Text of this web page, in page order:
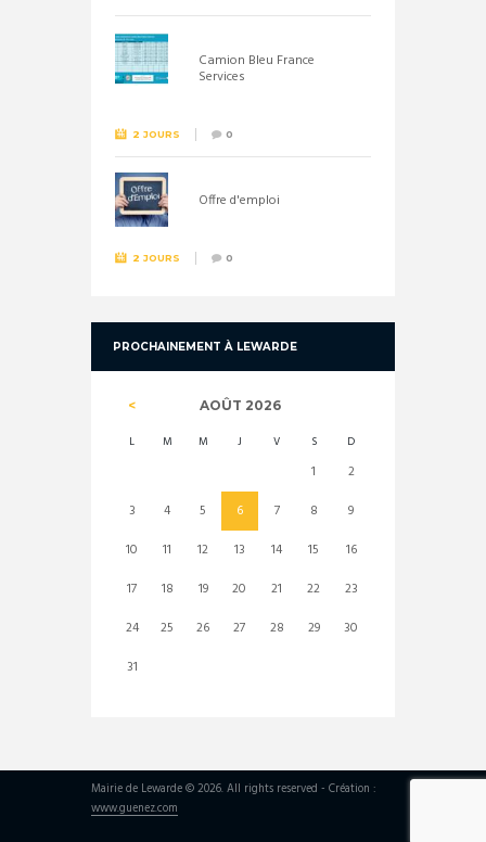
Camion Bleu France
Services
2 JOURS 0
Offre d'emploi
2 JOURS 0
PROCHAINEMENT À LEWARDE
AOÛT 2026
L M M J V S D
1
2
3
4 5 6 7 8
9
10
11 12 13 14 15
16
17
18 19 20 21 22
23
24
25 26 27 28 29
30
31
Mairie de Lewarde © 2026. All rights reserved - Création :
www.guenez.com